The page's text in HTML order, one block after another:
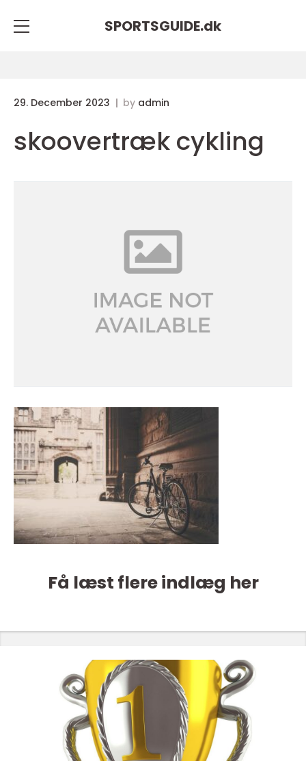
SPORTSGUIDE.dk
29. December 2023 by admin
skoovertræk cykling
Få læst flere indlæg her